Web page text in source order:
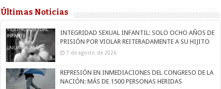
Últimas Noticias
INTEGRIDAD SEXUAL INFANTIL: SOLO OCHO AÑOS DE
PRISIÓN POR VIOLAR REITERADAMENTE A SU HIJITO
7 de agosto de 2026
REPRESIÓN EN INMEDIACIONES DEL CONGRESO DE LA
NACIÓN: MÁS DE 1500 PERSONAS HERIDAS